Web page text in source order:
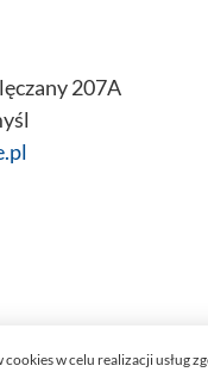
207A
w celu realizacji usług